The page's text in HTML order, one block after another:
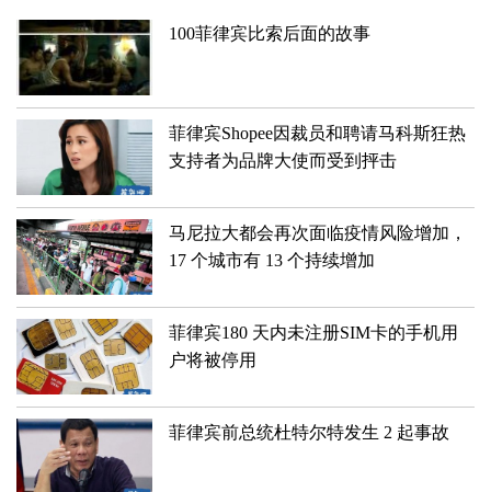
100菲律宾比索后面的故事
​菲律宾Shopee因裁员和聘请马科斯狂热
支持者为品牌大使而受到抨击
​马尼拉大都会再次面临疫情风险增加，
17 个城市有 13 个持续增加
​菲律宾180 天内未注册SIM卡的手机用
户将被停用
菲律宾前总统杜特尔特发生 2 起事故